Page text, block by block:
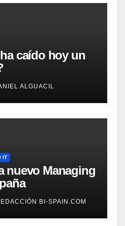
caído hoy un
ALGUACIL
IT
nuevo Managing
BI-SPAIN.COM